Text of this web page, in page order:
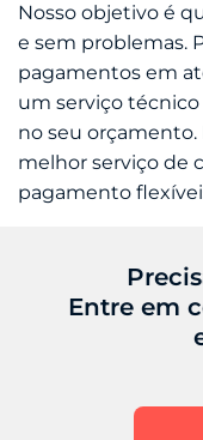
Nosso objetivo é
e sem problemas.
pagamentos em
um serviço técnico
no seu orçamento.
melhor serviço de
pagamento
Entre em